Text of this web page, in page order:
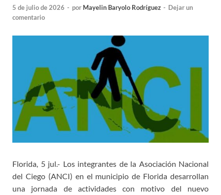
5 de julio de 2026 - por Mayelin Baryolo Rodríguez - Dejar un
comentario
Florida, 5 jul.- Los integrantes de la Asociación Nacional
del Ciego (ANCI) en el municipio de Florida desarrollan
una jornada de actividades con motivo del nuevo